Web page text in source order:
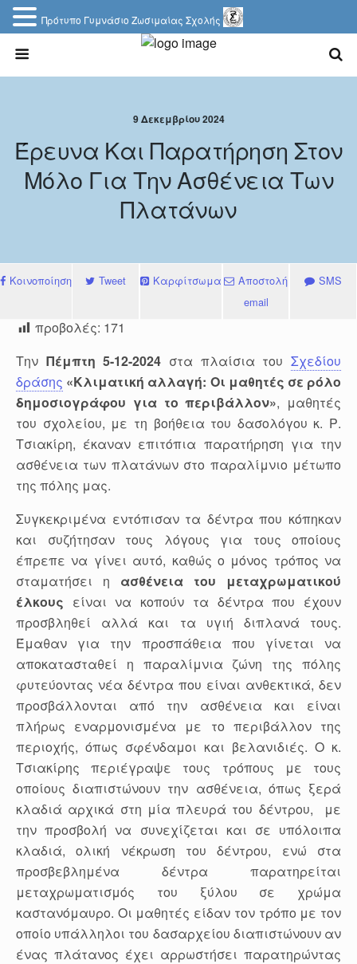
9 Δεκεμβρίου 2024
Έρευνα Και Παρατήρηση Στον
Μόλο Για Την Ασθένεια Των
Πλατάνων
Κοινοποίηση Tweet Καρφίτσωμα
Αποστολή
email
SMS
προβολές: 171
Την Πέμπτη 5-12-2024 στα πλαίσια τουΣχεδίου
δράσης «Κλιματική αλλαγή: Οι μαθητές σε ρόλο
δημοσιογράφου για το περιβάλλον», μαθητές
του σχολείου, με τη βοήθεια του δασολόγου κ. Ρ.
Τσιακίρη, έκαναν επιτόπια παρατήρηση για την
ασθένεια των πλατάνων στο παραλίμνιο μέτωπο
της πόλης μας.
Συγκεκριμένα εντόπισαν τα δέντρα που κόπηκαν
και συζήτησαν τους λόγους για τους οποίους
έπρεπε να γίνει αυτό, καθώς ο μόνος τρόπος να
σταματήσει η ασθένεια του μεταχρωματικού
έλκους είναι να κοπούν τα δέντρα που έχουν
προσβληθεί αλλά και τα υγιή διπλανά τους.
Έμαθαν για την προσπάθεια που γίνεται να
αποκατασταθεί η παραλίμνια ζώνη της πόλης
φυτεύοντας νέα δέντρα που είναι ανθεκτικά, δεν
προσβάλλονται από την ασθένεια και είναι
πλήρως εναρμονισμένα με το περιβάλλον της
περιοχής, όπως σφένδαμοι και βελανιδιές. Ο κ.
Τσιακίρης περιέγραψε τους τρόπους με τους
οποίους διαπιστώνουν την ασθένεια, όπως ξερά
κλαδιά αρχικά στη μία πλευρά του δέντρου, με
την προσβολή να συνεχίζεται και σε υπόλοιπα
κλαδιά, ολική νέκρωση του δέντρου, ενώ στα
προσβεβλημένα δέντρα παρατηρείται
μεταχρωματισμός του ξύλου σε χρώμα
καστανόμαυρο. Οι μαθητές είδαν τον τρόπο με τον
οποίο υπάλληλοι του δασαρχείου διαπιστώνουν αν
ένας πλάτανος έχει αρρωστήσει παρατηρώντας
Πρότυπο Γυμνάσιο Ζωσιμαίας Σχολής